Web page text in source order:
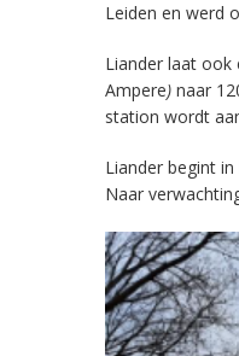
Leiden en werd
Liander laat ook
Ampere) naar
station wordt
Liander begint
Naar